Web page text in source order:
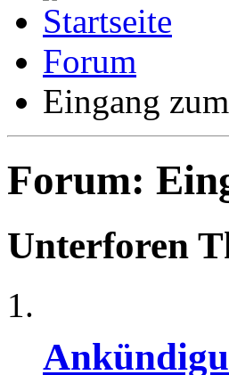
Forum
Eingang
Forum:
Unterforen